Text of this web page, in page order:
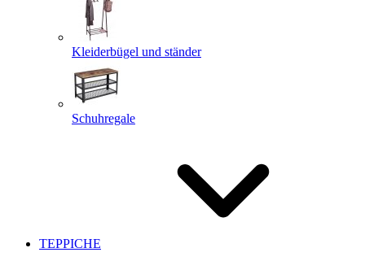
Kleiderbügel und ständer
Schuhregale
TEPPICHE